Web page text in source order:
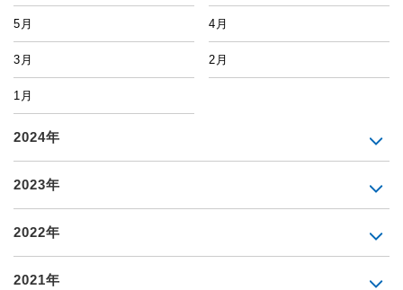
5月 4月
3月 2月
1月
2024年
2023年
2022年
2021年